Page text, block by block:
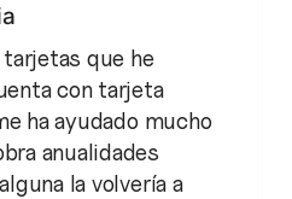
que he
con tarjeta
ha ayudado mucho
anualidades
la volvería a